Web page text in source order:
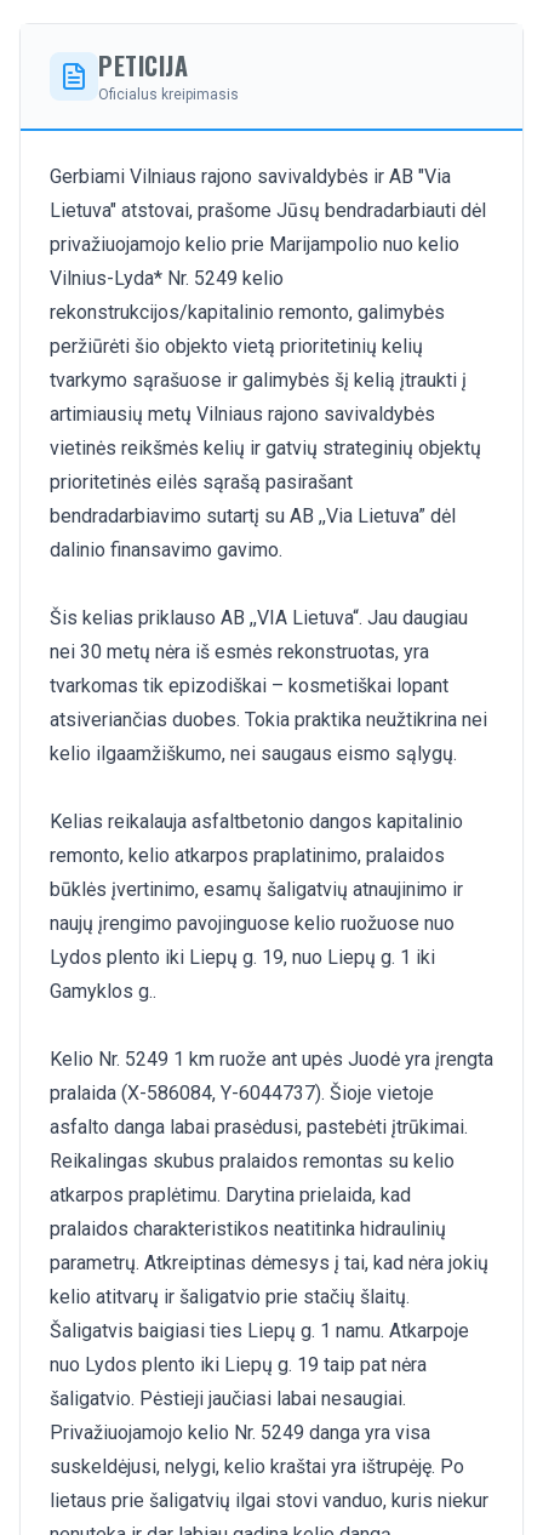
PETICIJA
Oficialus kreipimasis
Gerbiami Vilniaus rajono savivaldybės ir AB "Via
Lietuva" atstovai, prašome Jūsų bendradarbiauti dėl
privažiuojamojo kelio prie Marijampolio nuo kelio
Vilnius-Lyda* Nr. 5249 kelio
rekonstrukcijos/kapitalinio remonto, galimybės
peržiūrėti šio objekto vietą prioritetinių kelių
tvarkymo sąrašuose ir galimybės šį kelią įtraukti į
artimiausių metų Vilniaus rajono savivaldybės
vietinės reikšmės kelių ir gatvių strateginių objektų
prioritetinės eilės sąrašą pasirašant
bendradarbiavimo sutartį su AB ,,Via Lietuva” dėl
dalinio finansavimo gavimo.
Šis kelias priklauso AB ,,VIA Lietuva“. Jau daugiau
nei 30 metų nėra iš esmės rekonstruotas, yra
tvarkomas tik epizodiškai – kosmetiškai lopant
atsiveriančias duobes. Tokia praktika neužtikrina nei
kelio ilgaamžiškumo, nei saugaus eismo sąlygų.
Kelias reikalauja asfaltbetonio dangos kapitalinio
remonto, kelio atkarpos praplatinimo, pralaidos
būklės įvertinimo, esamų šaligatvių atnaujinimo ir
naujų įrengimo pavojinguose kelio ruožuose nuo
Lydos plento iki Liepų g. 19, nuo Liepų g. 1 iki
Gamyklos g..
Kelio Nr. 5249 1 km ruože ant upės Juodė yra įrengta
pralaida (X-586084, Y-6044737). Šioje vietoje
asfalto danga labai prasėdusi, pastebėti įtrūkimai.
Reikalingas skubus pralaidos remontas su kelio
atkarpos praplėtimu. Darytina prielaida, kad
pralaidos charakteristikos neatitinka hidraulinių
parametrų. Atkreiptinas dėmesys į tai, kad nėra jokių
kelio atitvarų ir šaligatvio prie stačių šlaitų.
Šaligatvis baigiasi ties Liepų g. 1 namu. Atkarpoje
nuo Lydos plento iki Liepų g. 19 taip pat nėra
šaligatvio. Pėstieji jaučiasi labai nesaugiai.
Privažiuojamojo kelio Nr. 5249 danga yra visa
suskeldėjusi, nelygi, kelio kraštai yra ištrupėję. Po
lietaus prie šaligatvių ilgai stovi vanduo, kuris niekur